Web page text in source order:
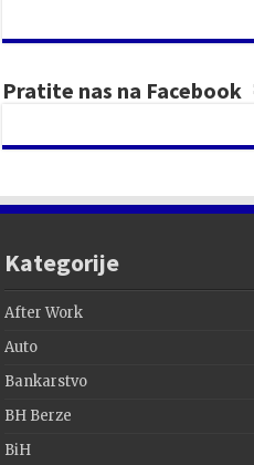
Pratite nas na Facebook
Kategorije
After Work
Auto
Bankarstvo
BH Berze
BiH